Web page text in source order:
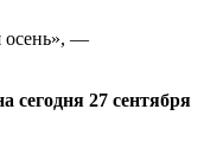
осень», —
сегодня 27 сентября